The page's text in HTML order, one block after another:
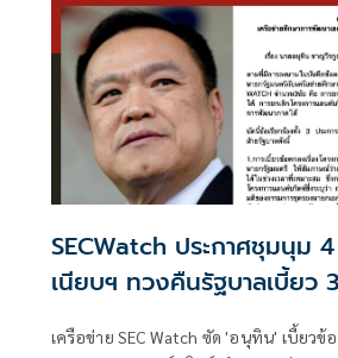
SECWatch ประกาศชุมนุม 4 ส.ค. หน้าทำ
เนียบฯ ทวงคืนรัฐบาลเบี้ยว
เครือข่าย SEC Watch ซัด 'อนุทิน' เบี้ยวข้